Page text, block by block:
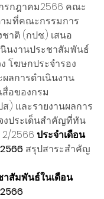
มที่คณะกรรมการ
าติ (กปช.) เสนอ
นินงานประชาสัมพันธ์
โฆษกประจำรอง
ลการดำเนินงาน
อของกรม
.) และรายงานผลการ
งประเด็นสำคัญที่ทัน
2566 ประจำเดือน
สรุปสาระสำคัญ
าสัมพันธ์ในเดือน